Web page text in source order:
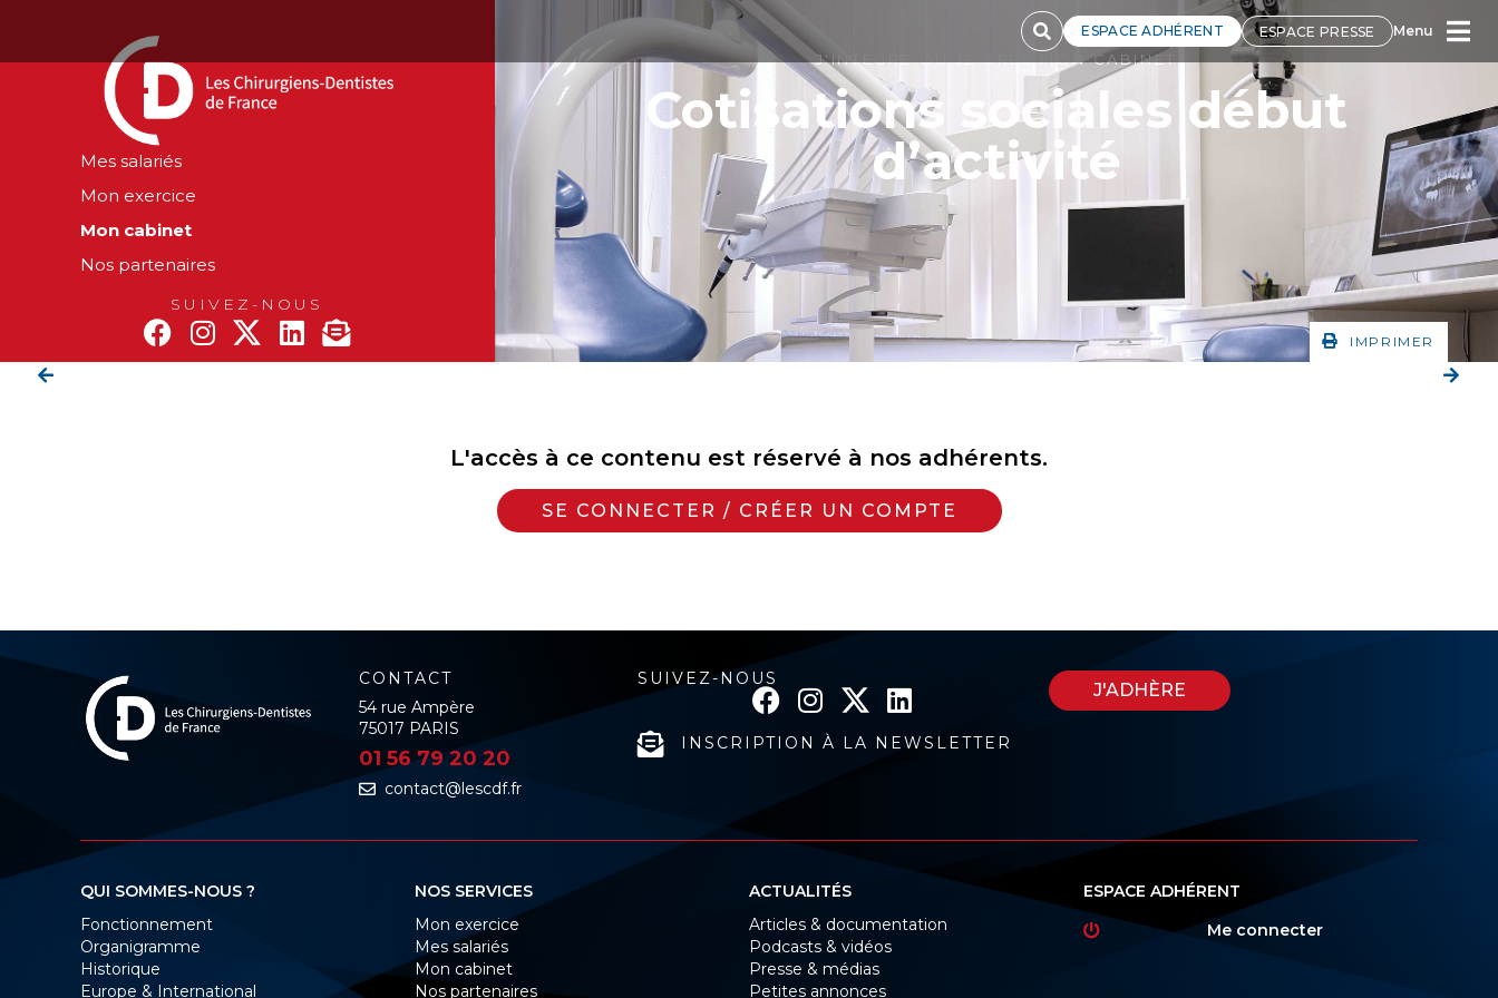
ESPACE ADHÉRENT ESPACE PRESSE Menu
Mes salariés
Mon exercice
Mon cabinet
Nos partenaires
SUIVEZ-NOUS
J'INTÈGRE OU JE CRÉE MON CABINET
Cotisations sociales début
d’activité
IMPRIMER
L'accès à ce contenu est réservé à nos adhérents.
SE CONNECTER / CRÉER UN COMPTE
CONTACT
54 rue Ampère
75017 PARIS
01 56 79 20 20
contact@lescdf.fr
SUIVEZ-NOUS
INSCRIPTION À LA NEWSLETTER
J'ADHÈRE
QUI SOMMES-NOUS ?
Fonctionnement
Organigramme
Historique
Europe & International
NOS SERVICES
Mon exercice
Mes salariés
Mon cabinet
Nos partenaires
ACTUALITÉS
Articles & documentation
Podcasts & vidéos
Presse & médias
Petites annonces
ESPACE ADHÉRENT
Me connecter